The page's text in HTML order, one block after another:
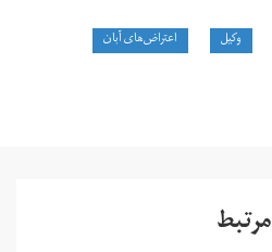
وکیل
اعتراض‌های آبان
مرتبط